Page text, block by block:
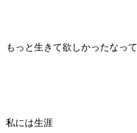
もっと生きて欲しかったなって
私には生涯